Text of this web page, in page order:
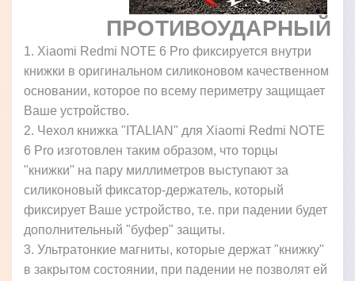
ПРОТИВОУДАРНЫЙ
1. Xiaomi Redmi NOTE 6 Pro фиксируется внутри
книжки в оригинальном силиконовом качественном
основании, которое по всему периметру защищает
Ваше устройство.
2. Чехол книжка "ITALIAN" для Xiaomi Redmi NOTE
6 Pro изготовлен таким образом, что торцы
"книжки" на пару миллиметров выступают за
силиконовый фиксатор-держатель, который
фиксирует Ваше устройство, т.е. при падении будет
дополнительный "буфер" защиты.
3. Ультратонкие магниты, которые держат "книжку"
в закрытом состоянии, при падении не позволят ей